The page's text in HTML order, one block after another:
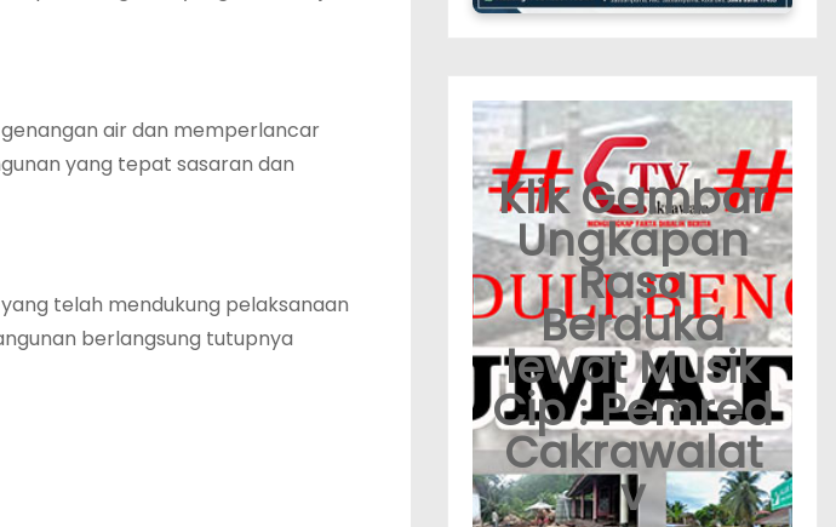
air dan memperlancar
yang tepat sasaran dan
telah mendukung pelaksanaan
berlangsung tutupnya
Klik Gambar
Ungkapan
Rasa
Berduka
lewat Musik
Cip : Pemred
Cakrawalat
v